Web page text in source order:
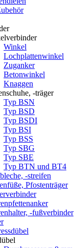
Winkel
Lochplattenwinkel
Zuganker
Betonwinkel
Knaggen
-träger
Typ BSN
Typ BSD
Typ BSDI
Typ BSI
Typ BSS
Typ SBG
Typ SBE
Typ BTN und BT4
-streifen
Pfostenträger
-fußverbinder